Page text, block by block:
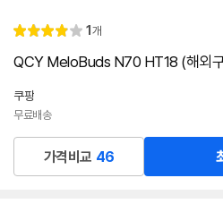
별
4.
리
1 개
QCY MeloBuds N70 HT18 (해외
쿠팡
무료배송
가격비교 46